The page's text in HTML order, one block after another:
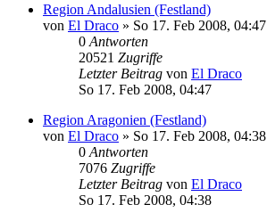
Region Andalusien (Festland)
von El Draco » So 17. Feb 2008, 04:47
0 Antworten
20521 Zugriffe
Letzter Beitrag von El Draco
So 17. Feb 2008, 04:47
Region Aragonien (Festland)
von El Draco » So 17. Feb 2008, 04:38
0 Antworten
7076 Zugriffe
Letzter Beitrag von El Draco
So 17. Feb 2008, 04:38